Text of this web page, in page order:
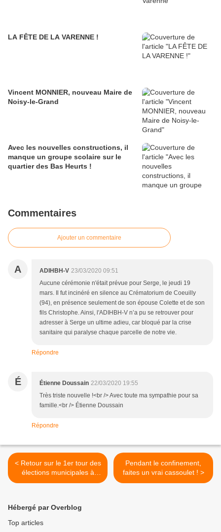
LA FÊTE DE LA VARENNE !
Vincent MONNIER, nouveau Maire de
Noisy-le-Grand
Avec les nouvelles constructions, il
manque un groupe scolaire sur le
quartier des Bas Heurts !
Commentaires
Ajouter un commentaire
A ADIHBH-V 23/03/2020 09:51
Aucune cérémonie n'était prévue pour Serge, le jeudi 19
mars. Il fut incinéré en silence au Crématorium de Coeuilly
(94), en présence seulement de son épouse Colette et de son
fils Christophe. Ainsi, l'ADIHBH-V n’a pu se retrouver pour
adresser à Serge un ultime adieu, car bloqué par la crise
sanitaire qui paralyse chaque parcelle de notre vie.
Répondre
É Étienne Doussain 22/03/2020 19:55
Très triste nouvelle !<br /> Avec toute ma sympathie pour sa
famille.<br /> Étienne Doussain
Répondre
< Retour sur le 1er tour des
élections municipales à
Noisy le Grand
Pendant le confinement,
faites un vrai cassoulet ! >
Hébergé par Overblog
Top articles